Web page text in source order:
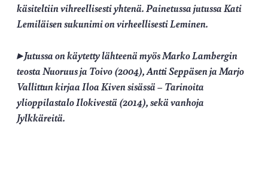
käsiteltiin vihreellisesti yhtenä. Painetussa jutussa Kati
Lemiläisen sukunimi on virheellisesti Leminen.
▸ Jutussa on käytetty lähteenä myös Marko Lambergin
teosta Nuoruus ja Toivo (2004), Antti Seppäsen ja Marjo
Vallittun kirjaa Iloa Kiven sisässä – Tarinoita
ylioppilastalo Ilokivestä (2014), sekä vanhoja
Jylkkäreitä.